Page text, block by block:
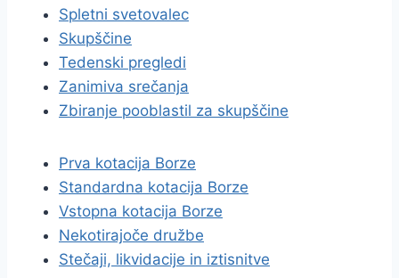
Spletni svetovalec
Skupščine
Tedenski pregledi
Zanimiva srečanja
Zbiranje pooblastil za skupščine
Prva kotacija Borze
Standardna kotacija Borze
Vstopna kotacija Borze
Nekotirajoče družbe
Stečaji, likvidacije in iztisnitve